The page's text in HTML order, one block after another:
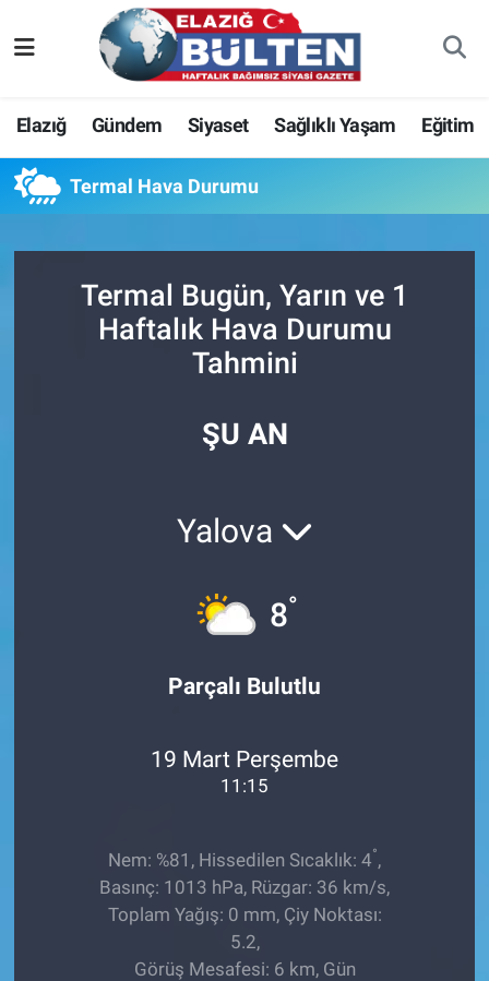
Elazığ Gündem Siyaset Sağlıklı Yaşam Eğitim
Termal Hava Durumu
Termal Bugün, Yarın ve 1
Haftalık Hava Durumu
Tahmini
ŞU AN
Yalova
8°
Parçalı Bulutlu
19 Mart Perşembe
11:15
Nem: %81, Hissedilen Sıcaklık: 4°,
Basınç: 1013 hPa, Rüzgar: 36 km/s,
Toplam Yağış: 0 mm, Çiy Noktası:
5.2,
Görüş Mesafesi: 6 km, Gün
Asayiş
Bilim-Teknoloji
Eğitim
Ekonomi
Elazığ
Sağlıklı Yaşam
Nöbetçi Eczaneler
Hava Durumu
Namaz Vakitleri
Trafik Durumu
Süper Lig Puan Durumu ve Fikstür
Son Dakika Haberleri